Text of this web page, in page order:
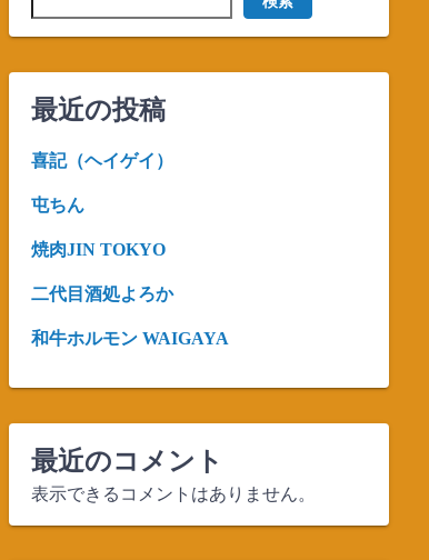
最近の投稿
喜記（ヘイゲイ）
屯ちん
焼肉JIN TOKYO
二代目酒処よろか
和牛ホルモン WAIGAYA
最近のコメント
表示できるコメントはありません。